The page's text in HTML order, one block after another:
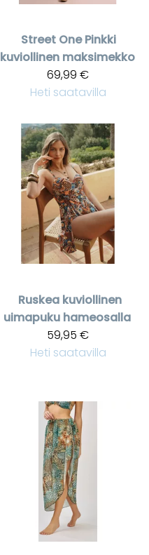
Street One Pinkki
kuviollinen maksimekko
69,99 €
Heti saatavilla
Ruskea kuviollinen
uimapuku hameosalla
59,95 €
Heti saatavilla